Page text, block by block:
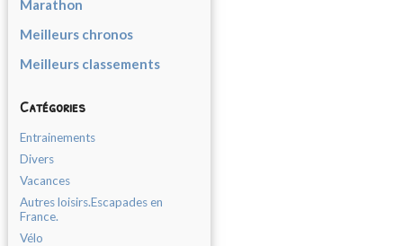
Marathon
Meilleurs chronos
Meilleurs classements
Catégories
Entrainements
Divers
Vacances
Autres loisirs.Escapades en
France.
Vélo